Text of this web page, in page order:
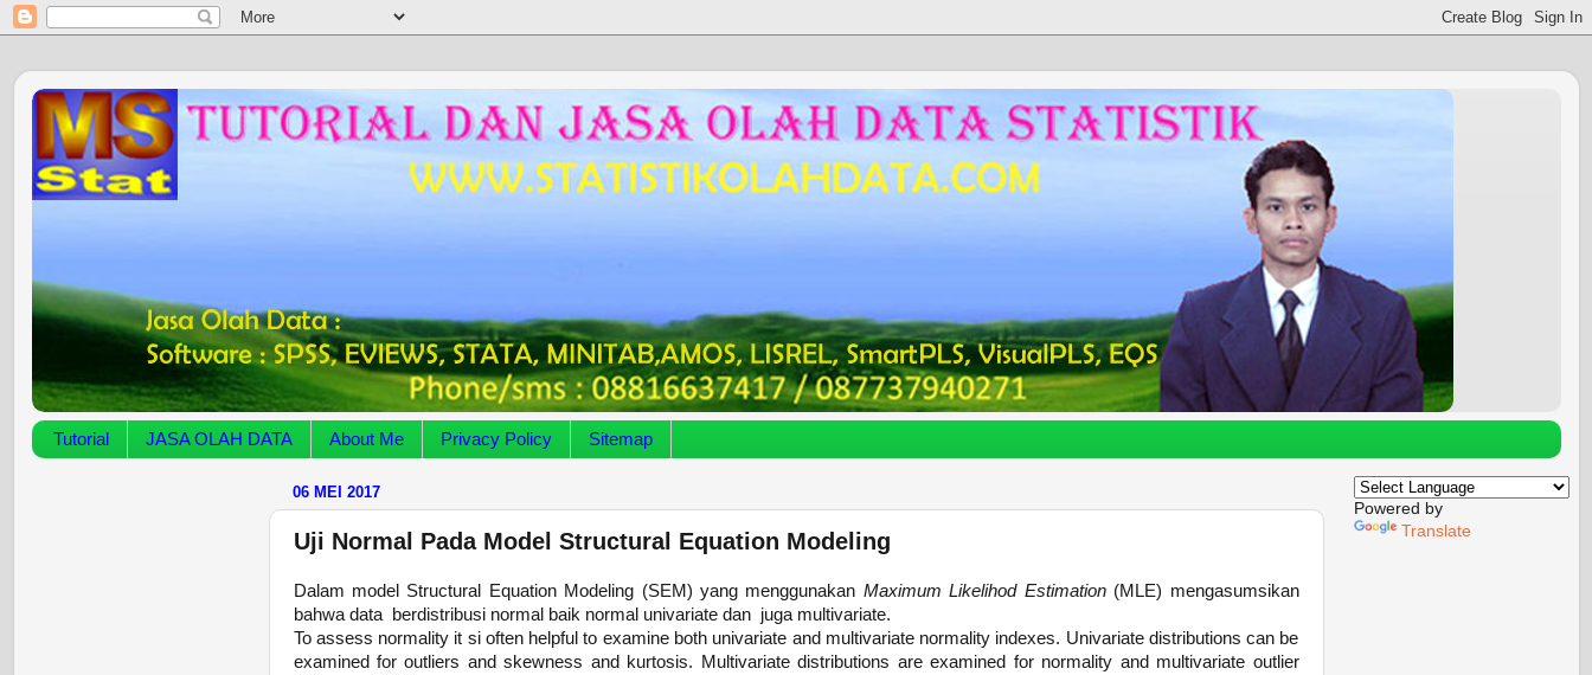
Tutorial JASA OLAH DATA About Me Privacy Policy Sitemap
06 MEI 2017
Uji Normal Pada Model Structural Equation Modeling
Dalam model Structural Equation Modeling (SEM) yang menggunakan Maximum Likelihod Estimation(MLE) mengasumsikan
bahwa data berdistribusi normal baik normal univariate dan juga multivariate.
To assess normality it si often helpful to examine both univariate and multivariate normality indexes. Univariate distributions can be
examined for outliers and skewness and kurtosis. Multivariate distributions are examined for normality and multivariate outlier
Powered by
Translate